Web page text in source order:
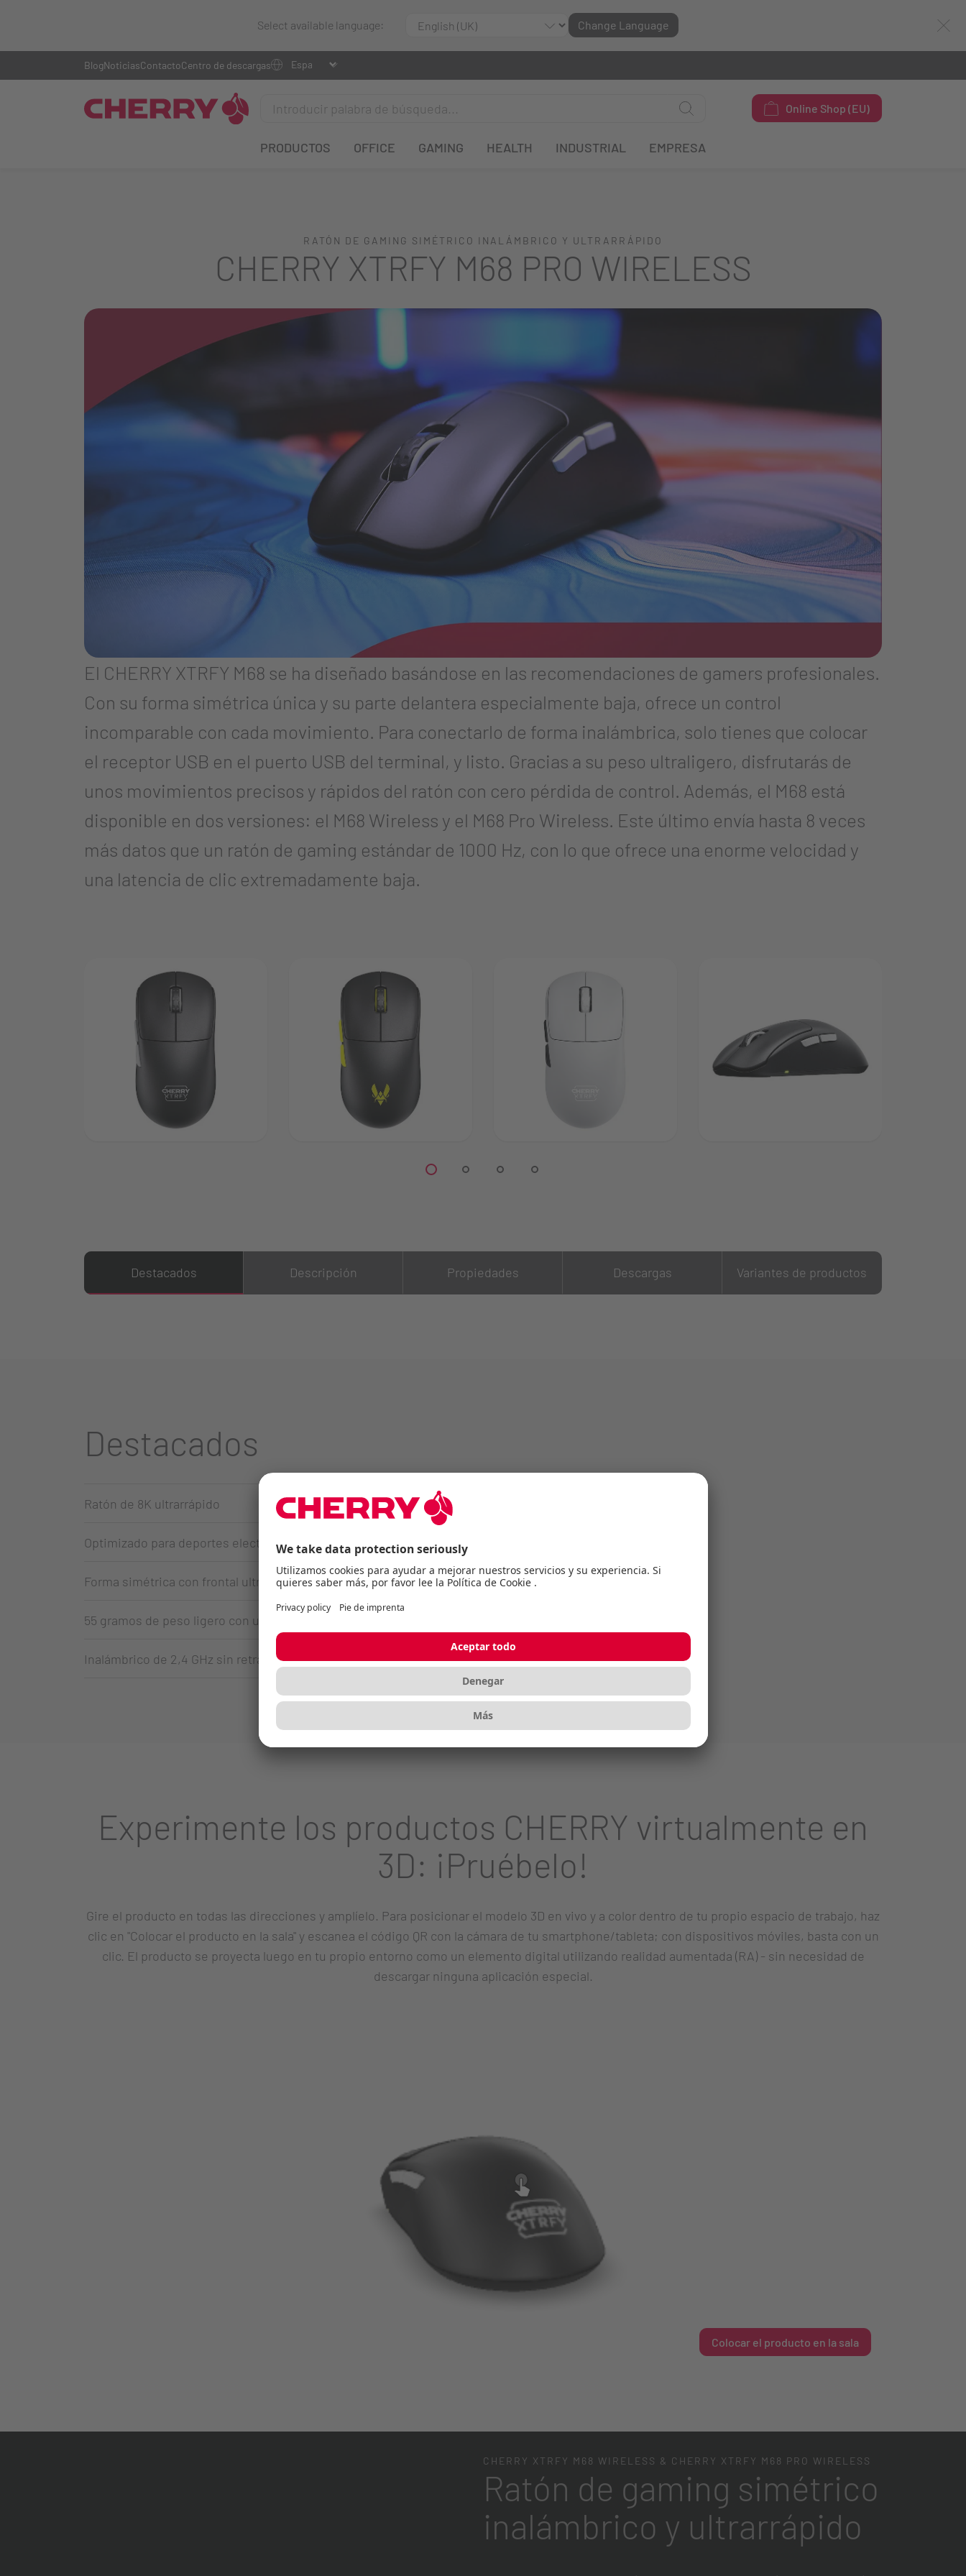
Select available language: Change Language
Online Shop (EU)
PRODUCTOS OFFICE GAMING HEALTH INDUSTRIAL EMPRESA
BlogNoticiasContactoCentro de descargas
RATÓN DE GAMING SIMÉTRICO INALÁMBRICO Y ULTRARRÁPIDO
CHERRY XTRFY M68 PRO WIRELESS
El CHERRY XTRFY M68 se ha diseñado basándose en las recomendaciones de gamers profesionales.
Con su forma simétrica única y su parte delantera especialmente baja, ofrece un control
incomparable con cada movimiento. Para conectarlo de forma inalámbrica, solo tienes que colocar
el receptor USB en el puerto USB del terminal, y listo. Gracias a su peso ultraligero, disfrutarás de
unos movimientos precisos y rápidos del ratón con cero pérdida de control. Además, el M68 está
disponible en dos versiones: el M68 Wireless y el M68 Pro Wireless. Este último envía hasta 8 veces
más datos que un ratón de gaming estándar de 1000 Hz, con lo que ofrece una enorme velocidad y
una latencia de clic extremadamente baja.
Destacados Descripción Propiedades Descargas Variantes de productos
Destacados
Ratón de 8K ultrarrápido
Optimizado para deportes electrónicos
Forma simétrica con frontal ultrabajo
55 gramos de peso ligero con una carcasa sólida
Inalámbrico de 2,4 GHz sin retrasos
Experimente los productos CHERRY virtualmente en
3D: ¡Pruébelo!
Gire el producto en todas las direcciones y amplíelo. Para posicionar el modelo 3D en vivo y a color dentro de tu propio espacio de trabajo, haz
clic en "Colocar el producto en la sala" y escanea el código QR con la cámara de tu smartphone/tableta; con dispositivos móviles, basta con un
clic. El producto se proyecta luego en tu propio entorno como un elemento digital utilizando realidad aumentada (RA) - sin necesidad de
descargar ninguna aplicación especial.
Colocar el producto en la sala
CHERRY XTRFY M68 WIRELESS & CHERRY XTRFY M68 PRO WIRELESS
Ratón de gaming simétrico
inalámbrico y ultrarrápido